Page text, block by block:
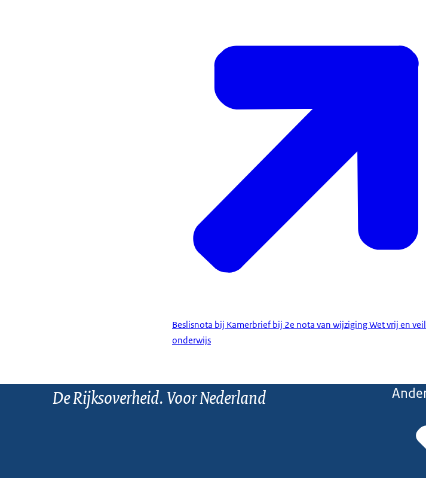
Beslisnota bij Kamerbrief bij 2e nota van wijziging Wet vrij en
onderwijs
De Rijksoverheid. Voor Nederland